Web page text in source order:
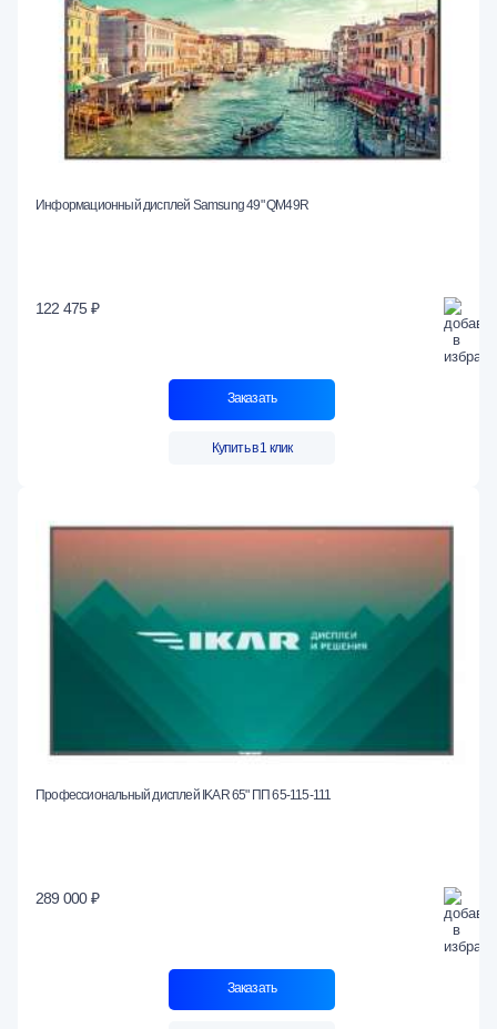
Информационный дисплей Samsung 49" QM49R
122 475 ₽
Заказать
Купить в 1 клик
Профессиональный дисплей IKAR 65" ПП 65-115-111
289 000 ₽
Заказать